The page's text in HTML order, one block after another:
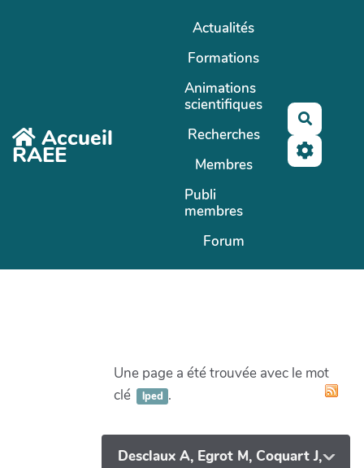
Accueil
RAEE
Actualités
Formations
Animations
scientifiques
Recherches
Membres
Publi
membres
Forum
Une page a été trouvée avec le mot
clé
lped .
Desclaux A, Egrot M, Coquart J,